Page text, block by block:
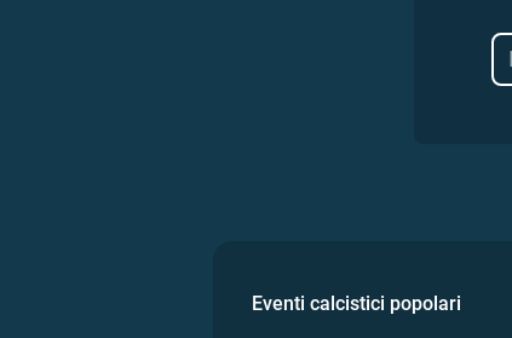
Eventi calcistici popolari